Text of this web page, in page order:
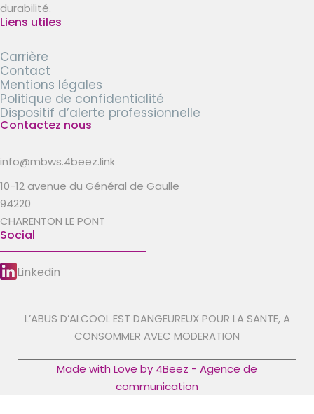
durabilité.
Liens utiles
Carrière
Contact
Mentions légales
Politique de confidentialité
Dispositif d’alerte professionnelle
Contactez nous
info@mbws.4beez.link
10-12 avenue du Général de Gaulle
94220
CHARENTON LE PONT
Social
Linkedin
L’ABUS D’ALCOOL EST DANGEUREUX POUR LA SANTE, A
CONSOMMER AVEC MODERATION
Made with Love by 4Beez - Agence de
communication